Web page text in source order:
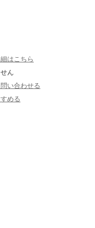
はこちら
ん
い合わせる
める